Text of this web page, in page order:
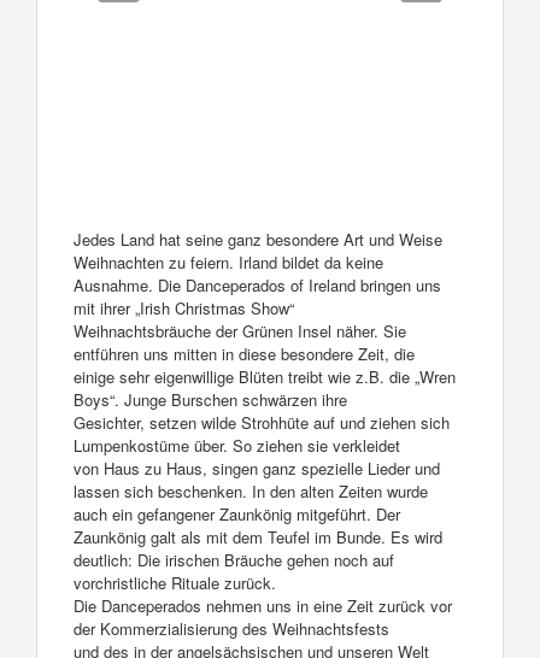
Jedes Land hat seine ganz besondere Art und Weise
Weihnachten zu feiern. Irland bildet da keine
Ausnahme. Die Danceperados of Ireland bringen uns
mit ihrer „Irish Christmas Show“
Weihnachtsbräuche der Grünen Insel näher. Sie
entführen uns mitten in diese besondere Zeit, die
einige sehr eigenwillige Blüten treibt wie z.B. die „Wren
Boys“. Junge Burschen schwärzen ihre
Gesichter, setzen wilde Strohhüte auf und ziehen sich
Lumpenkostüme über. So ziehen sie verkleidet
von Haus zu Haus, singen ganz spezielle Lieder und
lassen sich beschenken. In den alten Zeiten wurde
auch ein gefangener Zaunkönig mitgeführt. Der
Zaunkönig galt als mit dem Teufel im Bunde. Es wird
deutlich: Die irischen Bräuche gehen noch auf
vorchristliche Rituale zurück.
Die Danceperados nehmen uns in eine Zeit zurück vor
der Kommerzialisierung des Weihnachtsfests
und des in der angelsächsischen und unseren Welt